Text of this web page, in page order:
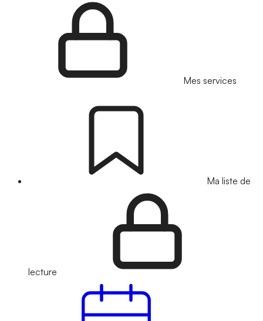
Mes services
Ma liste de
lecture